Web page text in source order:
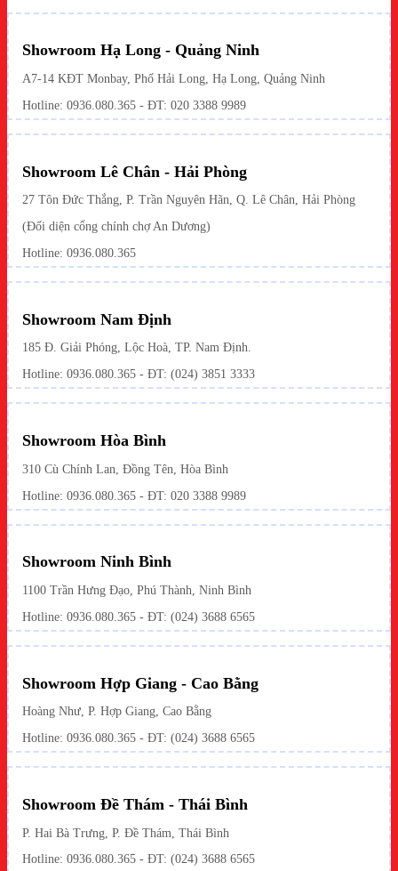
Showroom Hạ Long - Quảng Ninh
A7-14 KĐT Monbay, Phố Hải Long, Hạ Long, Quảng Ninh
Hotline: 0936.080.365 - ĐT: 020 3388 9989
Showroom Lê Chân - Hải Phòng
27 Tôn Đức Thắng, P. Trần Nguyên Hãn, Q. Lê Chân, Hải Phòng
(Đối diện cổng chính chợ An Dương)
Hotline: 0936.080.365
Showroom Nam Định
185 Đ. Giải Phóng, Lộc Hoà, TP. Nam Định.
Hotline: 0936.080.365 - ĐT: (024) 3851 3333
Showroom Hòa Bình
310 Cù Chính Lan, Đồng Tên, Hòa Bình
Hotline: 0936.080.365 - ĐT: 020 3388 9989
Showroom Ninh Bình
1100 Trần Hưng Đạo, Phú Thành, Ninh Bình
Hotline: 0936.080.365 - ĐT: (024) 3688 6565
Showroom Hợp Giang - Cao Bằng
Hoàng Như, P. Hợp Giang, Cao Bằng
Hotline: 0936.080.365 - ĐT: (024) 3688 6565
Showroom Đề Thám - Thái Bình
P. Hai Bà Trưng, P. Đề Thám, Thái Bình
Hotline: 0936.080.365 - ĐT: (024) 3688 6565